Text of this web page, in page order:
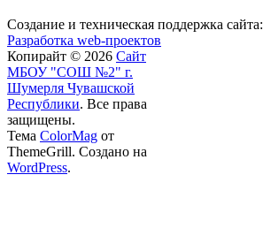
Создание и техническая поддержка сайта:
Разработка web-проектов
Копирайт © 2026 Сайт
МБОУ "СОШ №2" г.
Шумерля Чувашской
Республики. Все права
защищены.
Тема ColorMag от
ThemeGrill. Создано на
WordPress.